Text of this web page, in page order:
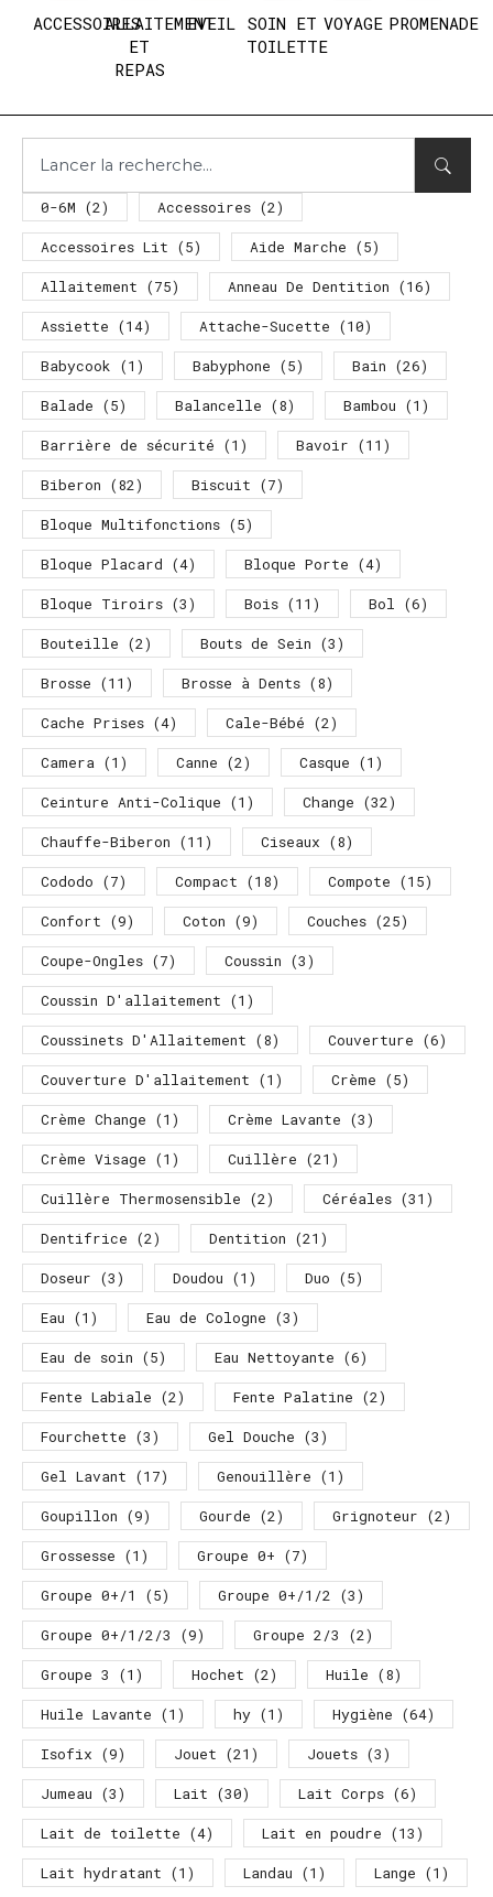
ACCESSOIRESALLAITEMENT
ET
REPAS
EVEIL SOIN ET
TOILETTE
VOYAGE PROMENADE
0-6M (2) Accessoires (2)
Accessoires Lit (5) Aide Marche (5)
Allaitement (75) Anneau De Dentition (16)
Assiette (14) Attache-Sucette (10)
Babycook (1) Babyphone (5) Bain (26)
Balade (5) Balancelle (8) Bambou (1)
Barrière de sécurité (1) Bavoir (11)
Biberon (82) Biscuit (7)
Bloque Multifonctions (5)
Bloque Placard (4) Bloque Porte (4)
Bloque Tiroirs (3) Bois (11) Bol (6)
Bouteille (2) Bouts de Sein (3)
Brosse (11) Brosse à Dents (8)
Cache Prises (4) Cale-Bébé (2)
Camera (1) Canne (2) Casque (1)
Ceinture Anti-Colique (1) Change (32)
Chauffe-Biberon (11) Ciseaux (8)
Cododo (7) Compact (18) Compote (15)
Confort (9) Coton (9) Couches (25)
Coupe-Ongles (7) Coussin (3)
Coussin D'allaitement (1)
Coussinets D'Allaitement (8) Couverture (6)
Couverture D'allaitement (1) Crème (5)
Crème Change (1) Crème Lavante (3)
Crème Visage (1) Cuillère (21)
Cuillère Thermosensible (2) Céréales (31)
Dentifrice (2) Dentition (21)
Doseur (3) Doudou (1) Duo (5)
Eau (1) Eau de Cologne (3)
Eau de soin (5) Eau Nettoyante (6)
Fente Labiale (2) Fente Palatine (2)
Fourchette (3) Gel Douche (3)
Gel Lavant (17) Genouillère (1)
Goupillon (9) Gourde (2) Grignoteur (2)
Grossesse (1) Groupe 0+ (7)
Groupe 0+/1
(5) Groupe 0+/1/2 (3)
Groupe 0+/1/2/3
(9) Groupe 2/3
(2)
Groupe 3
(1) Hochet (2) Huile (8)
Huile Lavante (1) hy (1) Hygiène (64)
Isofix (9) Jouet (21) Jouets (3)
Jumeau (3) Lait (30) Lait Corps (6)
Lait de toilette (4) Lait en poudre (13)
Lait hydratant (1) Landau (1) Lange (1)